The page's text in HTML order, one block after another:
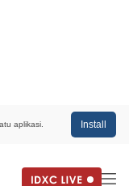
aplikasi. Install